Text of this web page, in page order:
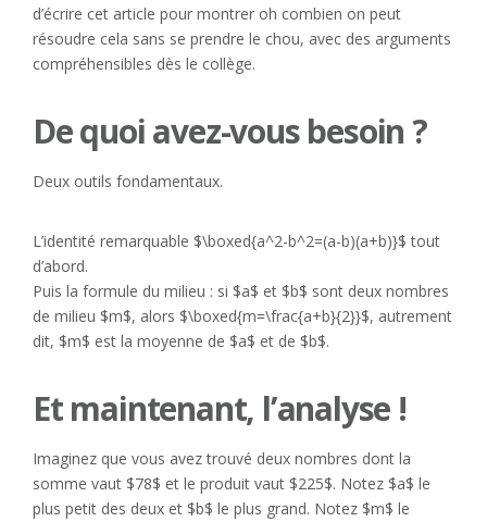
d’écrire cet article pour montrer oh combien on peut
résoudre cela sans se prendre le chou, avec des arguments
compréhensibles dès le collège.
De quoi avez-vous besoin ?
Deux outils fondamentaux.
L’identité remarquable $\boxed{a^2-b^2=(a-b)(a+b)}$ tout
d’abord.
Puis la formule du milieu : si $a$ et $b$ sont deux nombres
de milieu $m$, alors $\boxed{m=\frac{a+b}{2}}$, autrement
dit, $m$ est la moyenne de $a$ et de $b$.
Et maintenant, l’analyse !
Imaginez que vous avez trouvé deux nombres dont la
somme vaut $78$ et le produit vaut $225$. Notez $a$ le
plus petit des deux et $b$ le plus grand. Notez $m$ le